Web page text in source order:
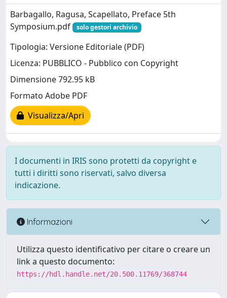
Barbagallo, Ragusa, Scapellato, Preface 5th
Symposium.pdf
solo gestori archivio
Tipologia: Versione Editoriale (PDF)
Licenza: PUBBLICO - Pubblico con Copyright
Dimensione 792.95 kB
Formato Adobe PDF
Visualizza/Apri
I documenti in IRIS sono protetti da copyright e
tutti i diritti sono riservati, salvo diversa
indicazione.
Informazioni
Utilizza questo identificativo per citare o creare un
link a questo documento:
https://hdl.handle.net/20.500.11769/368744